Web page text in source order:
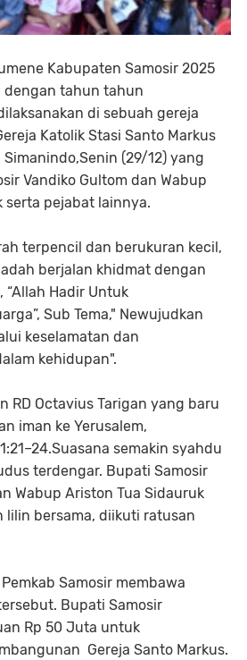
Kabupaten Samosir 2025
dengan tahun tahun
di sebuah gereja
Katolik Stasi Santo Markus
(29/12) yang
Vandiko Gultom dan Wabup
serta pejabat lainnya.
terpencil dan berukuran kecil,
berjalan khidmat dengan
“Allah Hadir Untuk
Sub Tema," Newujudkan
keselamatan dan
kehidupan".
RD Octavius Tarigan yang baru
iman ke Yerusalem,
semakin syahdu
terdengar. Bupati Samosir
Wabup Ariston Tua Sidauruk
lilin bersama, diikuti ratusan
Samosir membawa
Bupati Samosir
Rp 50 Juta untuk
Gereja Santo Markus.